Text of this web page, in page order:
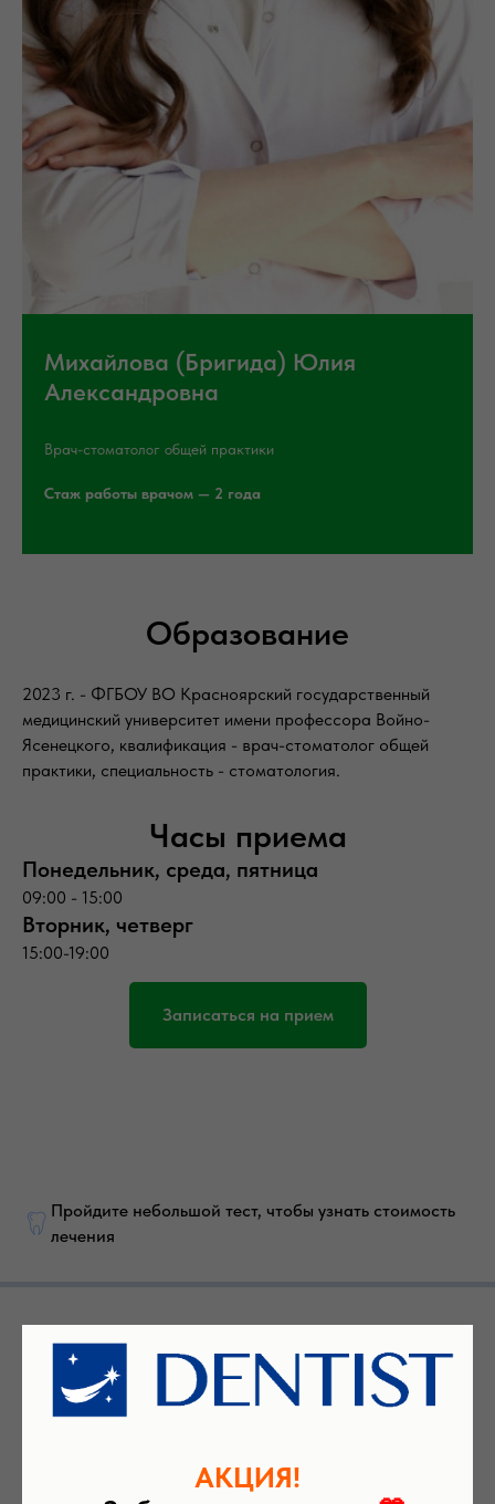
Михайлова (Бригида) Юлия
Александровна
Врач-стоматолог общей практики
Стаж работы врачом — 2 года
Образование
2023 г. - ФГБОУ ВО Красноярский государственный
медицинский университет имени профессора Войно-
Ясенецкого, квалификация - врач-стоматолог общей
практики, специальность - стоматология.
Часы приема
Понедельник, среда, пятница
09:00 - 15:00
Вторник, четверг
15:00-19:00
Записаться на прием
Пройдите небольшой тест, чтобы узнать стоимость
лечения
АКЦИЯ!